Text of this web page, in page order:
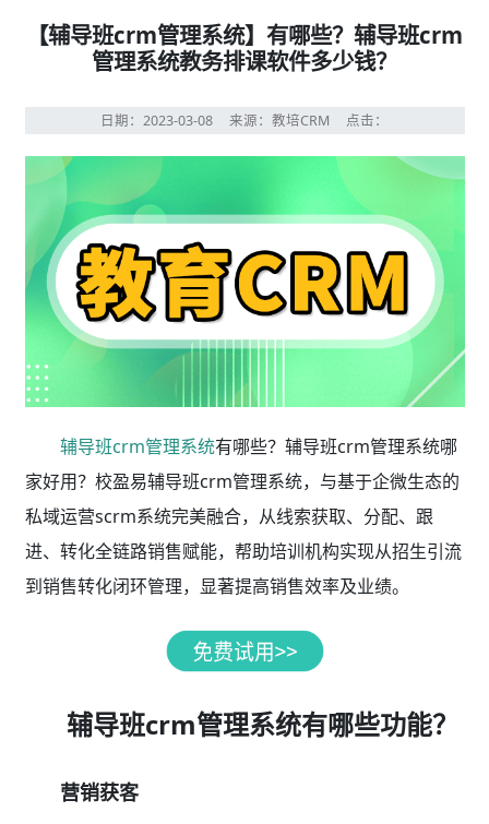
【辅导班crm管理系统】有哪些？辅导班crm
管理系统教务排课软件多少钱？
日期：2023-03-08 来源：教培CRM 点击：
辅导班crm管理系统有哪些？辅导班crm管理系统哪
家好用？校盈易辅导班crm管理系统，与基于企微生态的
私域运营scrm系统完美融合，从线索获取、分配、跟
进、转化全链路销售赋能，帮助培训机构实现从招生引流
到销售转化闭环管理，显著提高销售效率及业绩。
辅导班crm管理系统有哪些功能？
营销获客